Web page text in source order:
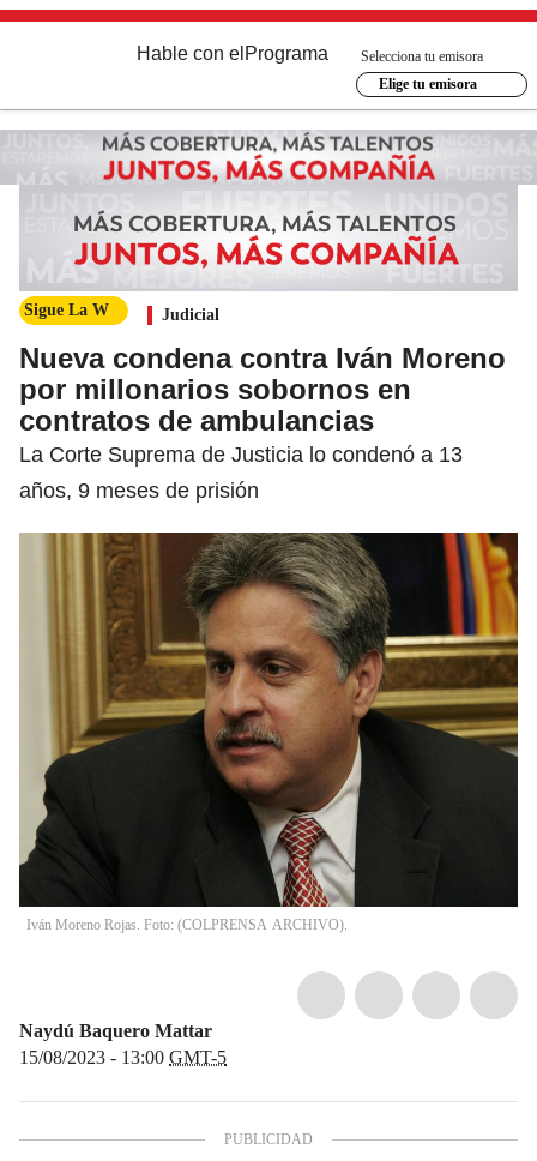
Hable con el Programa
Selecciona tu emisora
Elige tu emisora
Sigue La W Judicial
Nueva condena contra Iván Moreno
por millonarios sobornos en
contratos de ambulancias
La Corte Suprema de Justicia lo condenó a 13
años, 9 meses de prisión
Iván Moreno Rojas. Foto: (COLPRENSA  ARCHIVO).
Naydú Baquero Mattar
15/08/2023 - 13:00 GMT-5